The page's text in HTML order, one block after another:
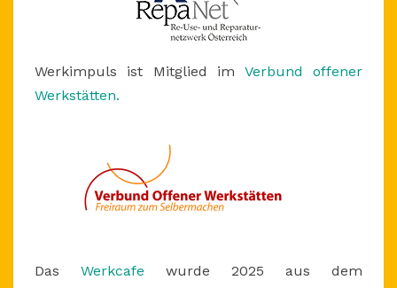
Werkimpuls ist Mitglied im Verbund offener
Werkstätten.
Das Werkcafe wurde 2025 aus dem